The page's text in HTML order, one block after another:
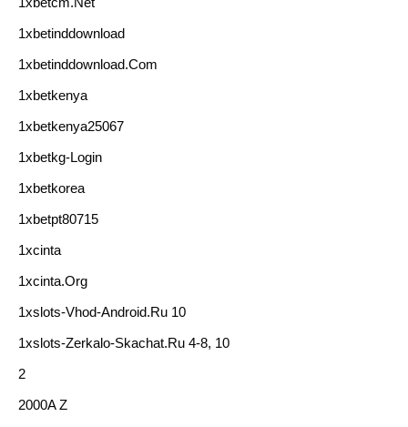
1xbetinddownload
1xbetinddownload.com
1xbetkenya
1xbetkenya25067
1xbetkg-Login
1xbetkorea
1xbetpt80715
1xcinta
1xcinta.org
1xslots-Vhod-Android.ru 10
1xslots-Zerkalo-Skachat.ru 4-8, 10
2
2000A Z